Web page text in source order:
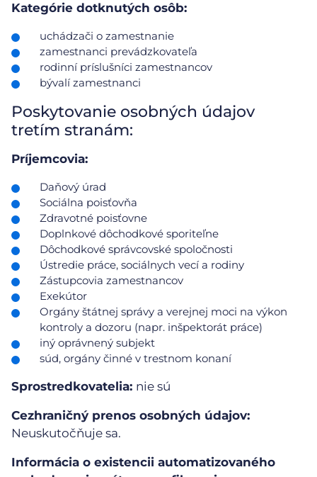
Kategórie dotknutých osôb:
uchádzači o zamestnanie
zamestnanci prevádzkovateľa
rodinní príslušníci zamestnancov
bývalí zamestnanci
Poskytovanie osobných údajov
tretím stranám:
Príjemcovia:
Daňový úrad
Sociálna poisťovňa
Zdravotné poisťovne
Doplnkové dôchodkové sporiteľne
Dôchodkové správcovské spoločnosti
Ústredie práce, sociálnych vecí a rodiny
Zástupcovia zamestnancov
Exekútor
Orgány štátnej správy a verejnej moci na výkon
kontroly a dozoru (napr. inšpektorát práce)
iný oprávnený subjekt
súd, orgány činné v trestnom konaní
Sprostredkovatelia: nie sú
Cezhraničný prenos osobných údajov:
Neuskutočňuje sa.
Informácia o existencii automatizovaného